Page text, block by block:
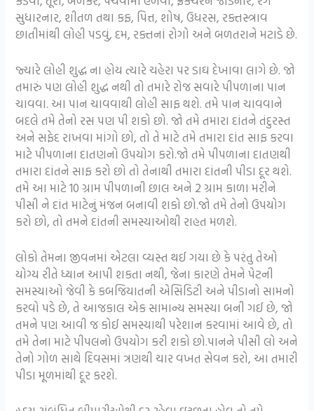
સુધારનાર, શીતળ તથા કફ, પિત્ત, શોષ, ઉધરસ, રક્તસ્ત્રાવ
છાતીમાંથી લોહી પડવું, દમ, રક્તનાં રોગો અને બળતરાને મટાડે છે.
જ્યારે લોહી શુદ્ધ ના હોય ત્યારે ચહેરા પર ડાઘ દેખાવા લાગે છે. જો
તમારું પણ લોહી શુદ્ધ નથી તો તમારે રોજ સવારે પીપળાના પાન
ચાવવા. આ પાન ચાવવાથી લોહી સાફ થશે. તમે પાન ચાવવાને
બદલે તમે તેનો રસ પણ પી શકો છો. જો તમે તમારા દાંતને તંદુરસ્ત
અને સફેદ રાખવા માંગો છો, તો તે માટે તમે તમારા દાંત સાફ કરવા
માટે પીપળાના દાતણનો ઉપયોગ કરો.જો તમે પીપળાના દાતણથી
તમારા દાંતને સાફ કરો છો તો તેનાથી તમારા દાંતની પીડા દૂર થશે.
તમે આ માટે 10 ગ્રામ પીપળાની છાલ અને 2 ગ્રામ કાળા મરીને
પીસી ને દાંત માટેનું મંજન બનાવી શકો છો.જો તમે તેનો ઉપયોગ
કરો છો, તો તમને દાંતની સમસ્યાઓથી રાહત મળશે.
લોકો તેમના જીવનમાં એટલા વ્યસ્ત થઈ ગયા છે કે પરંતુ તેઓ
યોગ્ય રીતે ધ્યાન આપી શકતા નથી, જેના કારણે તેમને પેટની
સમસ્યાઓ જેવી કે કબજિયાતની એસિડિટી અને પીડાનો સામનો
કરવો પડે છે, તે આજકાલ એક સામાન્ય સમસ્યા બની ગઈ છે, જો
તમને પણ આવી જ કોઈ સમસ્યાથી પરેશાન કરવામાં આવે છે, તો
તમે તેના માટે પીપલનો ઉપયોગ કરી શકો છો.પાનને પીસી લો અને
તેનો ગોળ સાથે દિવસમાં ત્રણથી ચાર વખત સેવન કરો, આ તમારી
પીડા મૂળમાંથી દૂર કરશે.